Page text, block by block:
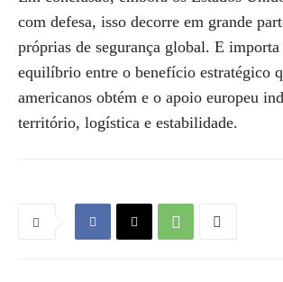
com defesa, isso decorre em grande
próprias de segurança global. E importa
equilíbrio entre o benefício estratégico
americanos obtém e o apoio europeu
território, logística e estabilidade.